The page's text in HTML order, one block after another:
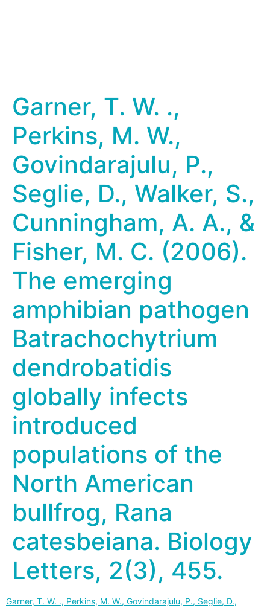
Garner, T. W. .,
Perkins, M. W.,
Govindarajulu, P.,
Seglie, D., Walker, S.,
Cunningham, A. A., &
Fisher, M. C. (2006).
The emerging
amphibian pathogen
Batrachochytrium
dendrobatidis
globally infects
introduced
populations of the
North American
bullfrog, Rana
catesbeiana. Biology
Letters, 2(3), 455.
Garner, T. W. ., Perkins, M. W., Govindarajulu, P., Seglie, D.,